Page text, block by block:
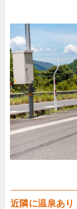
近隣に温泉あり